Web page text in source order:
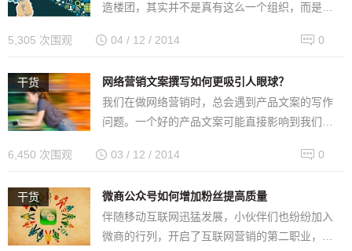
造楼团，其实并不是真有这么一个组织，而是网
个特点：1、上下连续；2、有很强的…
5,305 次围观 04 / 12 / 2014 0
干货
网络营销文案撰写如何更吸引人眼球？
我们在做网络营销时，总会遇到产品文案的写作
问题。一个好的产品文案可能直接影响到我们最
我们一定要学会如何去构架一个好的产…
6,450 次围观 03 / 12 / 2014 0
干货
微商公众号如何增加粉丝提高质量
伴随移动互联网迅猛发展，小伙伴们也纷纷加入
微商的行列，开启了互联网营销的第二职业，打